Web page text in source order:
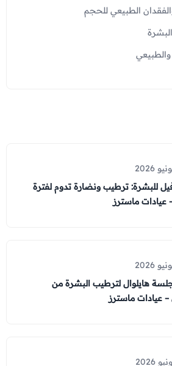
الطبيعي للحجم
للبشرة: ترطيب ونضارة تدوم لفترة
ماسترز
هايلوال لترطيب البشرة من
عيادات ماسترز